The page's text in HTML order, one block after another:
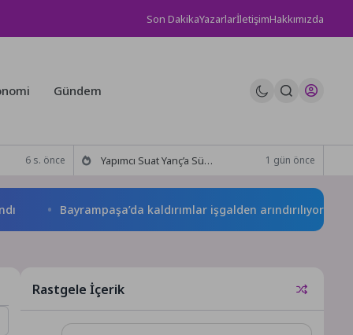
Son DakikaYazarlarİletişimHakkımızda
Gündem
6 s. önce Yapımcı Suat Yanç’a Sürpriz Doğum Günü Kutlaması! 1 gün önce
Bayrampaşa’da kaldırımlar işgalden arındırılıyor
Rastgele İçerik